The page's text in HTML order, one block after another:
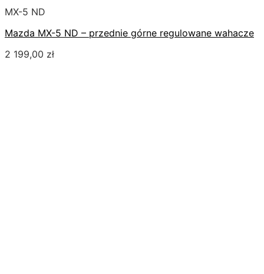
MX-5 ND
Mazda MX-5 ND – przednie górne regulowane wahacze
2 199,00 zł